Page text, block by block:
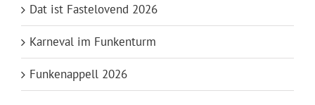
Dat ist Fastelovend 2026
Karneval im Funkenturm
Funkenappell 2026